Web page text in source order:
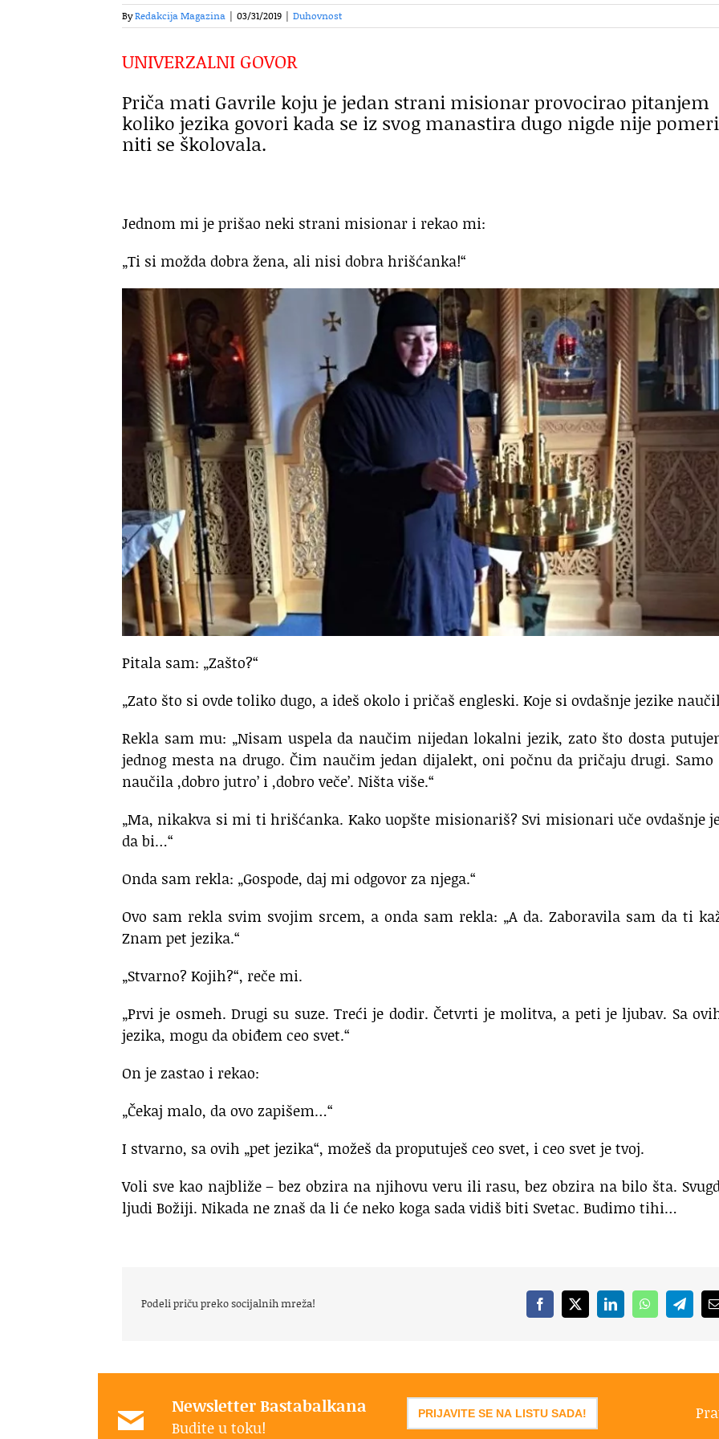
ByRedakcija Magazina | 03/31/2019 | Duhovnost
UNIVERZALNI GOVOR
Priča mati Gavrile koju je jedan strani misionar provocirao pitanjem
koliko jezika govori kada se iz svog manastira dugo nigde nije
niti se školovala.
Jednom mi je prišao neki strani misionar i rekao mi:
„Ti si možda dobra žena, ali nisi dobra hrišćanka!“
Pitala sam: „Zašto?“
„Zato što si ovde toliko dugo, a ideš okolo i pričaš engleski. Koje si ovdašnje jezike
Rekla sam mu: „Nisam uspela da naučim nijedan lokalni jezik, zato što dosta
jednog mesta na drugo. Čim naučim jedan dijalekt, oni počnu da pričaju drugi. Samo
naučila ,dobro jutro’ i ,dobro veče’. Ništa više.“
„Ma, nikakva si mi ti hrišćanka. Kako uopšte misionariš? Svi misionari uče ovdašnje
da bi…“
Onda sam rekla: „Gospode, daj mi odgovor za njega.“
Ovo sam rekla svim svojim srcem, a onda sam rekla: „A da. Zaboravila sam da ti
Znam pet jezika.“
„Stvarno? Kojih?“, reče mi.
„Prvi je osmeh. Drugi su suze. Treći je dodir. Četvrti je molitva, a peti je ljubav. Sa
jezika, mogu da obiđem ceo svet.“
On je zastao i rekao:
„Čekaj malo, da ovo zapišem…“
I stvarno, sa ovih „pet jezika“, možeš da proputuješ ceo svet, i ceo svet je tvoj.
Voli sve kao najbliže – bez obzira na njihovu veru ili rasu, bez obzira na bilo šta.
ljudi Božiji. Nikada ne znaš da li će neko koga sada vidiš biti Svetac. Budimo tihi…
Podeli priču preko socijalnih mreža! Facebook
X LinkedInWhatsApp
Newsletter Bastabalkana
Budite u toku!
PRIJAVITE SE NA LISTU SADA!